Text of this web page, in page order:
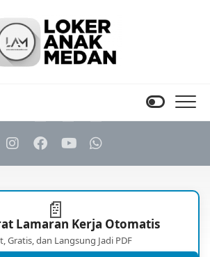
📄
Lamaran Kerja Otomatis
Gratis, dan Langsung Jadi PDF